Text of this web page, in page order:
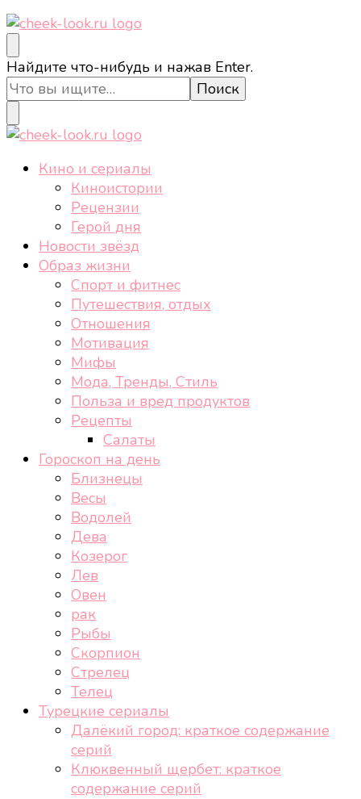
cheek-look.ru
Женский сайт о звездах и кино, а также трендах,
здоровом образе жизни, спорте, стиле, отдыхе и
еде.
Ищите
что-
то?
Найдите что-нибудь и нажав Enter.
cheek-look.ru
Женский сайт о звездах и кино, а также трендах,
здоровом образе жизни, спорте, стиле, отдыхе и
Кино и сериалы
Киноистории
Рецензии
Герой дня
Новости звёзд
Образ жизни
Спорт и фитнес
Путешествия, отдых
Отношения
Мотивация
Мифы
Мода, Тренды, Стиль
Польза и вред продуктов
Рецепты
Салаты
Гороскоп на день
Близнецы
Весы
Водолей
Дева
Козерог
Лев
Овен
рак
Рыбы
Скорпион
Стрелец
Телец
Турецкие сериалы
Далёкий город: краткое содержание
серий
Клюквенный щербет: краткое
содержание серий